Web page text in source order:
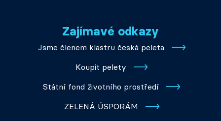
Zajímavé odkazy
Jsme členem klastru česká peleta
Koupit pelety
Státní fond životního prostředí
ZELENÁ ÚSPORÁM